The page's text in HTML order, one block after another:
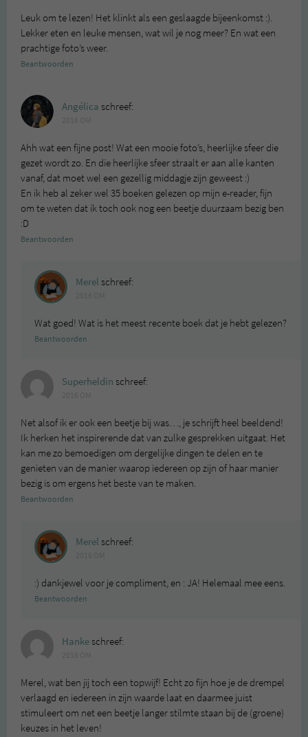
Leuk om te lezen! Het klinkt als een geslaagde bijeenkomst :).
Lekker eten en leuke mensen, wat wil je nog meer? En wat een
prachtige foto’s weer.
Beantwoorden
Angélica schreef:
Ahh wat een fijne post! Wat een mooie foto’s, heerlijke sfeer die
gezet wordt zo. En die heerlijke sfeer straalt er aan alle kanten
vanaf, dat moet wel een gezellig middagje zijn geweest :)
En ik heb al zeker wel 35 boeken gelezen op mijn e-reader, fijn
om te weten dat ik toch ook nog een beetje duurzaam bezig ben
:D
Beantwoorden
Merel schreef:
Wat goed! Wat is het meest recente boek dat je hebt gelezen?
Beantwoorden
Superheldin schreef:
Net alsof ik er ook een beetje bij was…, je schrijft heel beeldend!
Ik herken het inspirerende dat van zulke gesprekken uitgaat. Het
kan me zo bemoedigen om dergelijke dingen te delen en te
genieten van de manier waarop iedereen op zijn of haar manier
bezig is om ergens het beste van te maken.
Beantwoorden
Merel schreef:
:) dankjewel voor je compliment, en : JA! Helemaal mee eens.
Beantwoorden
Hankeschreef:
Merel, wat ben jij toch een topwijf! Echt zo fijn hoe je de drempel
verlaagd en iedereen in zijn waarde laat en daarmee juist
stimuleert om net een beetje langer stilmte staan bij de (groene)
keuzes in het leven!